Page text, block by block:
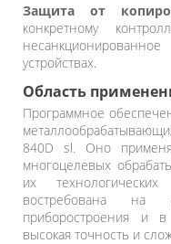
Защита от
конкретному
устройствах.
Область
Программное
840D sl. Оно
многоцелевых
их
востребована на
приборостроения и в
высокая точность и